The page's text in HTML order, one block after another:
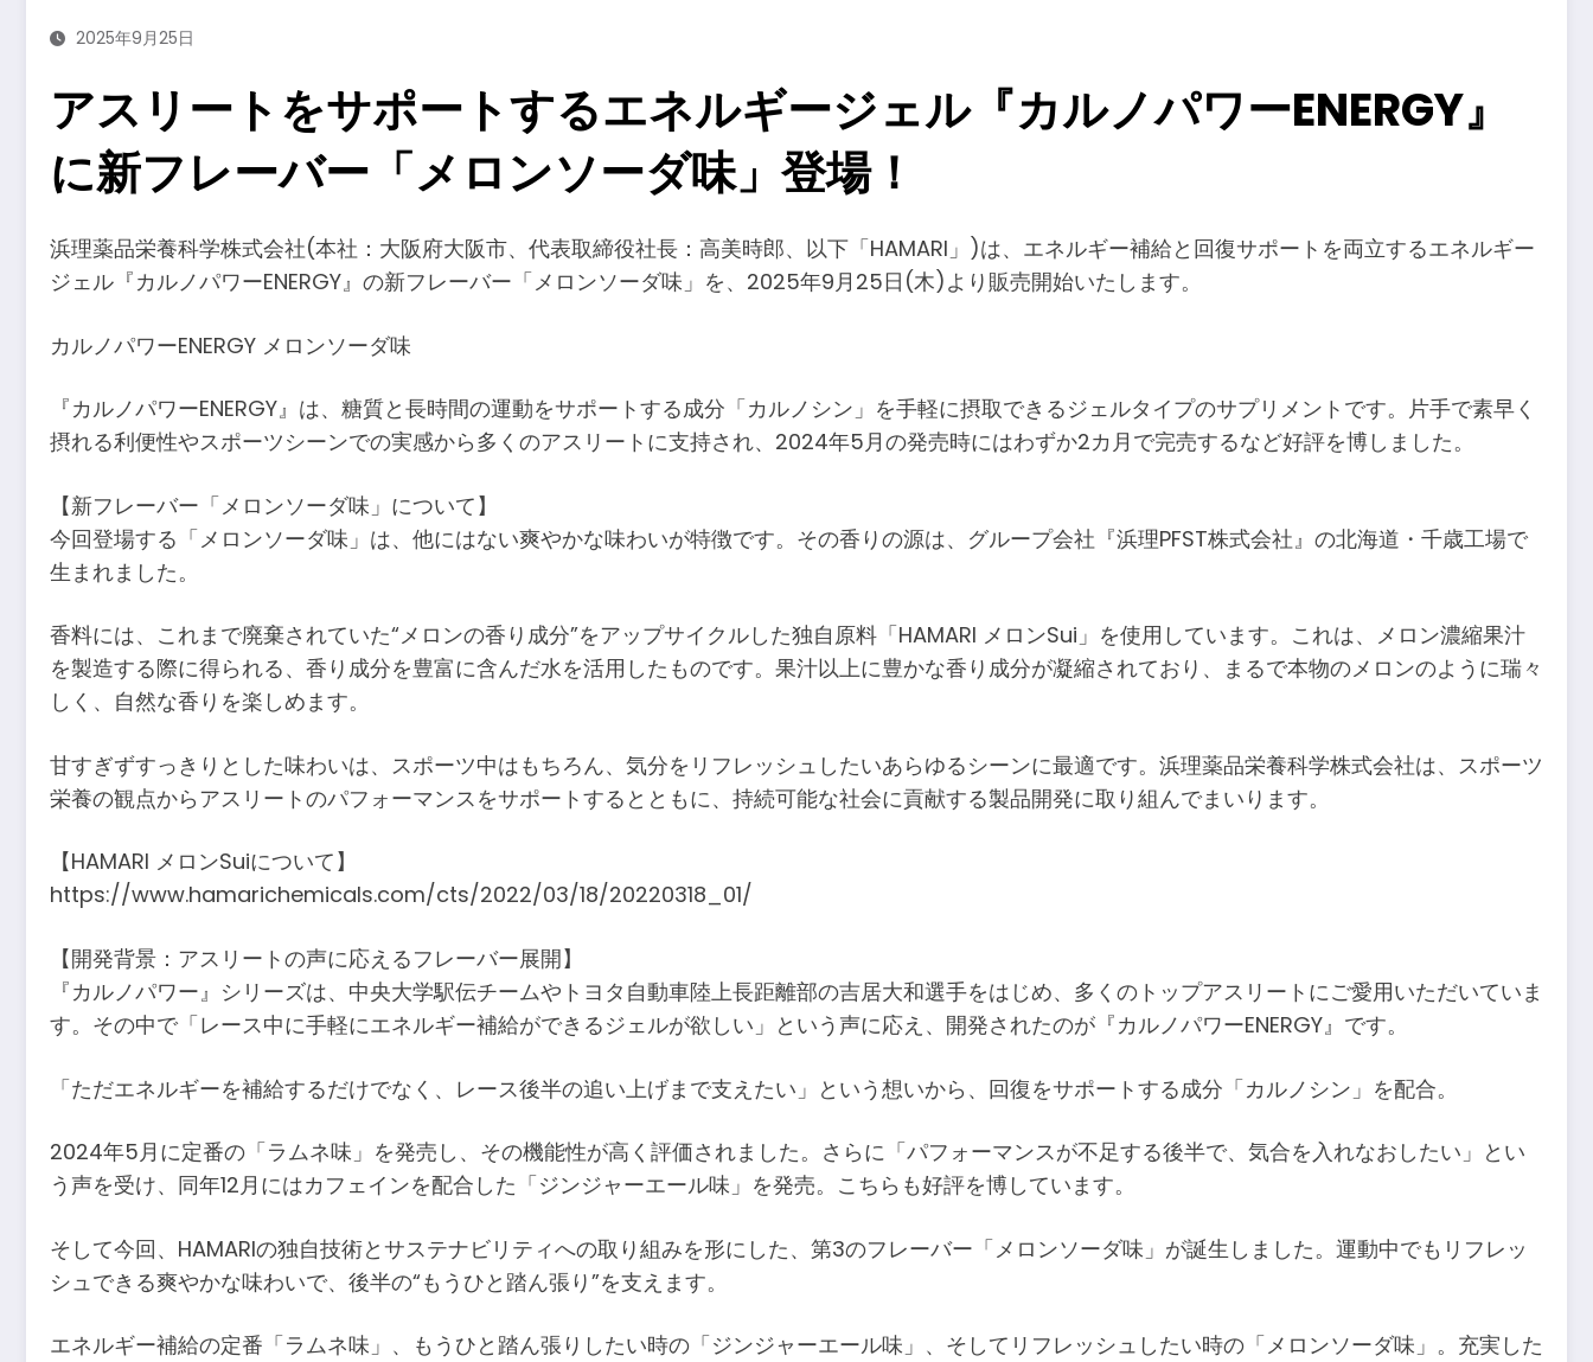
2025年9月25日
アスリートをサポートするエネルギージェル『カルノパワーENERGY』
に新フレーバー「メロンソーダ味」登場！
浜理薬品栄養科学株式会社(本社：大阪府大阪市、代表取締役社長：高美時郎、以下「HAMARI」)は、エネルギー補給と回復サポートを両立するエネルギー
ジェル『カルノパワーENERGY』の新フレーバー「メロンソーダ味」を、2025年9月25日(木)より販売開始いたします。
カルノパワーENERGY メロンソーダ味
『カルノパワーENERGY』は、糖質と長時間の運動をサポートする成分「カルノシン」を手軽に摂取できるジェルタイプのサプリメントです。片手で素早く
摂れる利便性やスポーツシーンでの実感から多くのアスリートに支持され、2024年5月の発売時にはわずか2カ月で完売するなど好評を博しました。
【新フレーバー「メロンソーダ味」について】
今回登場する「メロンソーダ味」は、他にはない爽やかな味わいが特徴です。その香りの源は、グループ会社『浜理PFST株式会社』の北海道・千歳工場で
生まれました。
香料には、これまで廃棄されていた“メロンの香り成分”をアップサイクルした独自原料「HAMARI メロンSui」を使用しています。これは、メロン濃縮果汁
を製造する際に得られる、香り成分を豊富に含んだ水を活用したものです。果汁以上に豊かな香り成分が凝縮されており、まるで本物のメロンのように瑞々
しく、自然な香りを楽しめます。
甘すぎずすっきりとした味わいは、スポーツ中はもちろん、気分をリフレッシュしたいあらゆるシーンに最適です。浜理薬品栄養科学株式会社は、スポーツ
栄養の観点からアスリートのパフォーマンスをサポートするとともに、持続可能な社会に貢献する製品開発に取り組んでまいります。
【HAMARI メロンSuiについて】
https://www.hamarichemicals.com/cts/2022/03/18/20220318_01/
【開発背景：アスリートの声に応えるフレーバー展開】
『カルノパワー』シリーズは、中央大学駅伝チームやトヨタ自動車陸上長距離部の吉居大和選手をはじめ、多くのトップアスリートにご愛用いただいていま
す。その中で「レース中に手軽にエネルギー補給ができるジェルが欲しい」という声に応え、開発されたのが『カルノパワーENERGY』です。
「ただエネルギーを補給するだけでなく、レース後半の追い上げまで支えたい」という想いから、回復をサポートする成分「カルノシン」を配合。
2024年5月に定番の「ラムネ味」を発売し、その機能性が高く評価されました。さらに「パフォーマンスが不足する後半で、気合を入れなおしたい」とい
う声を受け、同年12月にはカフェインを配合した「ジンジャーエール味」を発売。こちらも好評を博しています。
そして今回、HAMARIの独自技術とサステナビリティへの取り組みを形にした、第3のフレーバー「メロンソーダ味」が誕生しました。運動中でもリフレッ
シュできる爽やかな味わいで、後半の“もうひと踏ん張り”を支えます。
エネルギー補給の定番「ラムネ味」、もうひと踏ん張りしたい時の「ジンジャーエール味」、そしてリフレッシュしたい時の「メロンソーダ味」。充実した